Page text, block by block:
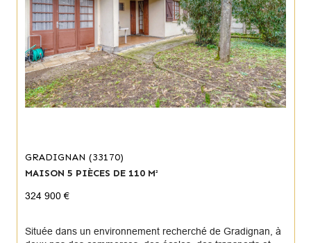
GRADIGNAN (33170)
MAISON 5 PIÈCES DE 110 M²
324 900 €
Située dans un environnement recherché de Gradignan, à